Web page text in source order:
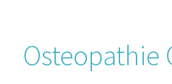
Osteopathie